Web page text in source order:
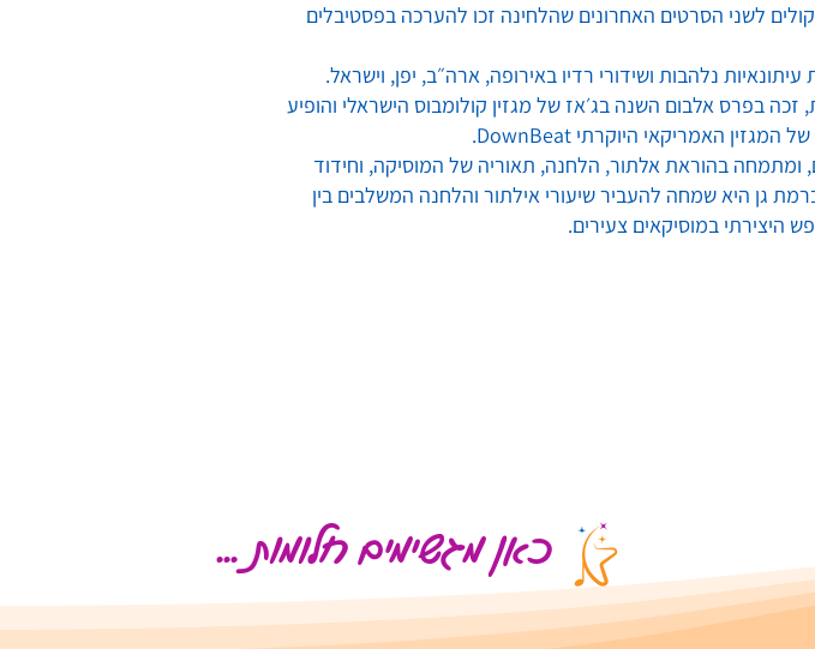
לשני הסרטים האחרונים שהלחינה זכו להערכה בפסטיבלים
נלהבות ושידורי רדיו באירופה, ארה״ב, יפן, וישראל.
בפרס אלבום השנה בג׳אז של מגזין קולומבוס הישראלי והופיע
ומתמחה בהוראת אלתור, הלחנה, תאוריה של המוסיקה, וחידוד
גן היא שמחה להעביר שיעורי אילתור והלחנה המשלבים בין
היצירתי במוסיקאים צעירים.
כאן מגשימים חלומות ...